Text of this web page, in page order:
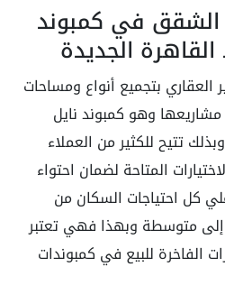
في كمبوند
القاهرة الجديدة
العقاري بتجميع أنواع ومساحات
وهو كمبوند نايل
تتيح للكثير من العملاء
المتاحة لضمان احتواء
كل احتياجات السكان من
متوسطة وبهذا فهي تعتبر
الفاخرة للبيع في كمبوندات